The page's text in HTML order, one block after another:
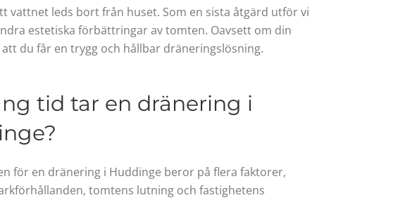
leds bort från huset. Som en sista åtgärd utför vi
estetiska förbättringar av tomten. Oavsett om din
du får en trygg och hållbar dräneringslösning.
tid tar en dränering i
för en dränering i Huddinge beror på flera faktorer,
tomtens lutning och fastighetens